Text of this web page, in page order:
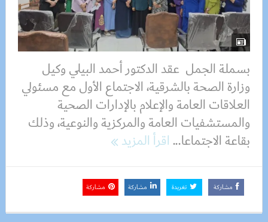
بسملة الجمل عقد الدكتور أحمد البيلي وكيل
وزارة الصحة بالشرقية، الاجتماع الأول مع مسئولي
العلاقات العامة والإعلام بالإدارات الصحية
والمستشفيات العامة والمركزية والنوعية، وذلك
بقاعة الاجتماعا...اقرأ المزيد
مشاركة تغريدة مشاركة مشاركة